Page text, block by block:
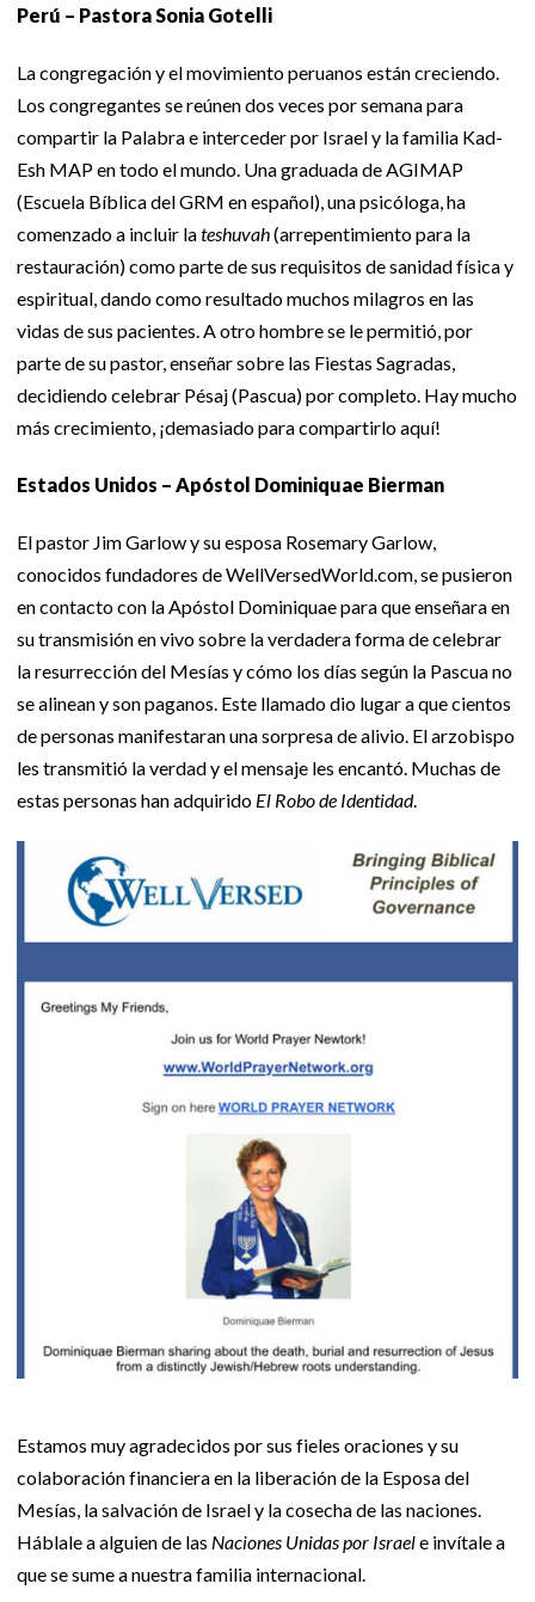
Perú – Pastora Sonia Gotelli
La congregación y el movimiento peruanos están creciendo.
Los congregantes se reúnen dos veces por semana para
compartir la Palabra e interceder por Israel y la familia Kad-
Esh MAP en todo el mundo. Una graduada de AGIMAP
(Escuela Bíblica del GRM en español), una psicóloga, ha
comenzado a incluir lateshuvah(arrepentimiento para la
restauración) como parte de sus requisitos de sanidad física y
espiritual, dando como resultado muchos milagros en las
vidas de sus pacientes. A otro hombre se le permitió, por
parte de su pastor, enseñar sobre las Fiestas Sagradas,
decidiendo celebrar Pésaj (Pascua) por completo. Hay mucho
más crecimiento, ¡demasiado para compartirlo aquí!
Estados Unidos – Apóstol Dominiquae Bierman
El pastor Jim Garlow y su esposa Rosemary Garlow,
conocidos fundadores de WellVersedWorld.com, se pusieron
en contacto con la Apóstol Dominiquae para que enseñara en
su transmisión en vivo sobre la verdadera forma de celebrar
la resurrección del Mesías y cómo los días según la Pascua no
se alinean y son paganos. Este llamado dio lugar a que cientos
de personas manifestaran una sorpresa de alivio. El arzobispo
les transmitió la verdad y el mensaje les encantó. Muchas de
estas personas han adquirido El Robo de Identidad.
Estamos muy agradecidos por sus fieles oraciones y su
colaboración financiera en la liberación de la Esposa del
Mesías, la salvación de Israel y la cosecha de las naciones.
Háblale a alguien de las Naciones Unidas por Israele invítale a
que se sume a nuestra familia internacional.